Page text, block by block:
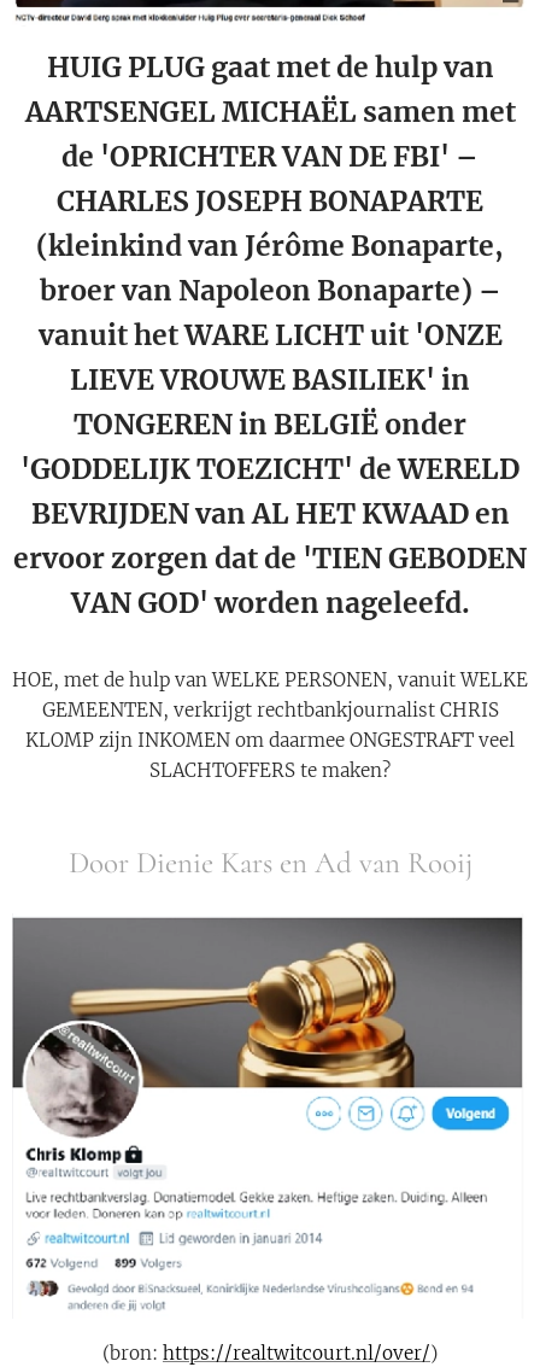
HUIG PLUG gaat met de hulp van
AARTSENGEL MICHAËL samen met
de 'OPRICHTER VAN DE FBI' –
CHARLES JOSEPH BONAPARTE
(kleinkind van Jérôme Bonaparte,
broer van Napoleon Bonaparte) –
vanuit het WARE LICHT uit 'ONZE
LIEVE VROUWE BASILIEK' in
TONGEREN in BELGIË onder
'GODDELIJK TOEZICHT' de WERELD
BEVRIJDEN van AL HET KWAAD en
ervoor zorgen dat de 'TIEN GEBODEN
VAN GOD' worden nageleefd.
HOE, met de hulp van WELKE PERSONEN, vanuit WELKE
GEMEENTEN, verkrijgt rechtbankjournalist CHRIS
KLOMP zijn INKOMEN om daarmee ONGESTRAFT veel
SLACHTOFFERS te maken?
Door Dienie Kars en Ad van Rooij
(bron: https://realtwitcourt.nl/over/)